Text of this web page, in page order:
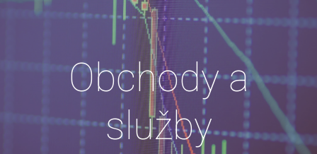
Obchody a
služby